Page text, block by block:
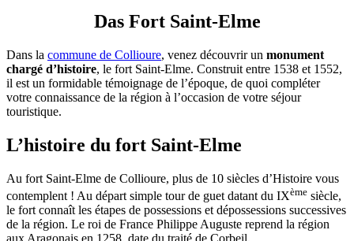
Das Fort Saint-Elme
Dans la commune de Collioure, venez découvrir un monument
chargé d’histoire, le fort Saint-Elme. Construit entre 1538 et 1552,
il est un formidable témoignage de l’époque, de quoi compléter
votre connaissance de la région à l’occasion de votre séjour
touristique.
L’histoire du fort Saint-Elme
Au fort Saint-Elme de Collioure, plus de 10 siècles d’Histoire vous
contemplent ! Au départ simple tour de guet datant du IXème siècle,
le fort connaît les étapes de possessions et dépossessions successives
de la région. Le roi de France Philippe Auguste reprend la région
aux Aragonais en 1258, date du traité de Corbeil.